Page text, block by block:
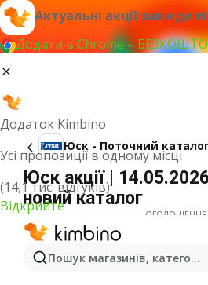
Актуальні акції завжди
Додати в Chrome –
Додаток Kimbino
Усі пропозиції в одному місці
(14,1 тис. відгуків)
Відкрийте
Пошук магазинів,
Юск - Поточний
Юск акції |
новий каталог
ОГОЛОШЕННЯ